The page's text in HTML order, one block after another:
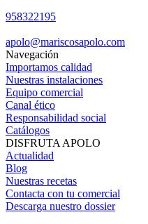
958322195
apolo@mariscosapolo.com
Navegación
Importamos calidad
Nuestras instalaciones
Equipo comercial
Canal ético
Responsabilidad social
Catálogos
DISFRUTA APOLO
Actualidad
Blog
Nuestras recetas
Contacta con tu comercial
Descarga nuestro dossier